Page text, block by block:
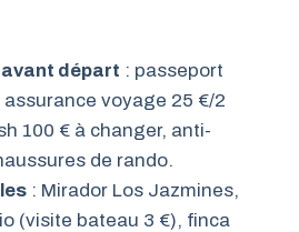
départ : passeport
voyage 25 €/2
100 € à changer, anti-
de rando.
: Mirador Los Jazmines,
(visite bateau 3 €), finca